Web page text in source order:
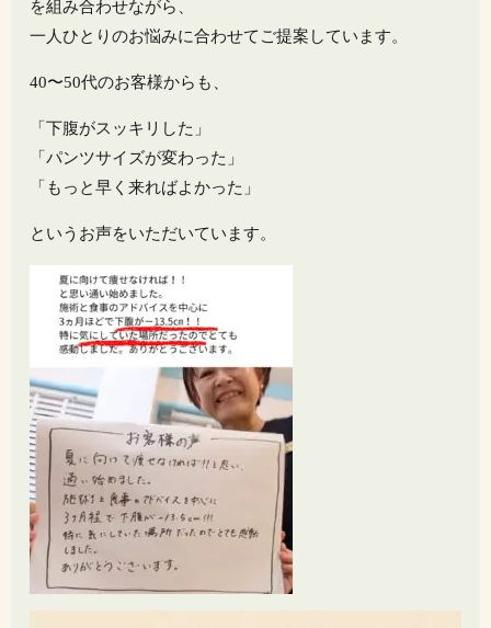
を組み合わせながら、
一人ひとりのお悩みに合わせてご提案しています。
40〜50代のお客様からも、
「下腹がスッキリした」
「パンツサイズが変わった」
「もっと早く来ればよかった」
というお声をいただいています。